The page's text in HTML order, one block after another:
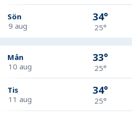
Sön
9 aug
34°
25°
Mån
10 aug
33°
25°
Tis
11 aug
34°
25°